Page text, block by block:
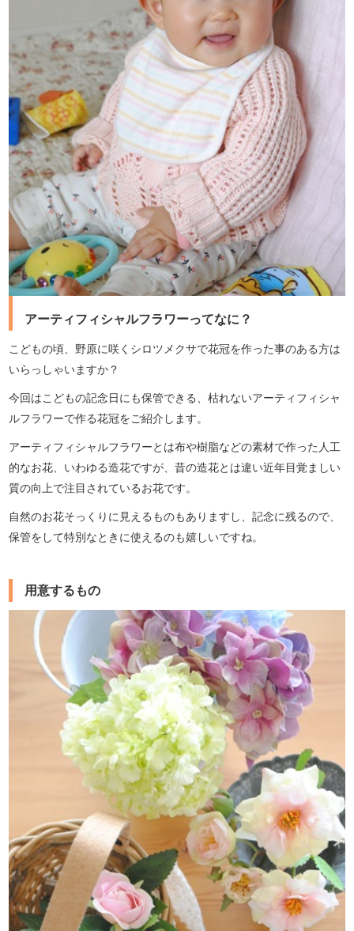
アーティフィシャルフラワーってなに？
こどもの頃、野原に咲くシロツメクサで花冠を作った事のある方は
いらっしゃいますか？
今回はこどもの記念日にも保管できる、枯れないアーティフィシャ
ルフラワーで作る花冠をご紹介します。
アーティフィシャルフラワーとは布や樹脂などの素材で作った人工
的なお花、いわゆる造花ですが、昔の造花とは違い近年目覚ましい
質の向上で注目されているお花です。
自然のお花そっくりに見えるものもありますし、記念に残るので、
保管をして特別なときに使えるのも嬉しいですね。
用意するもの